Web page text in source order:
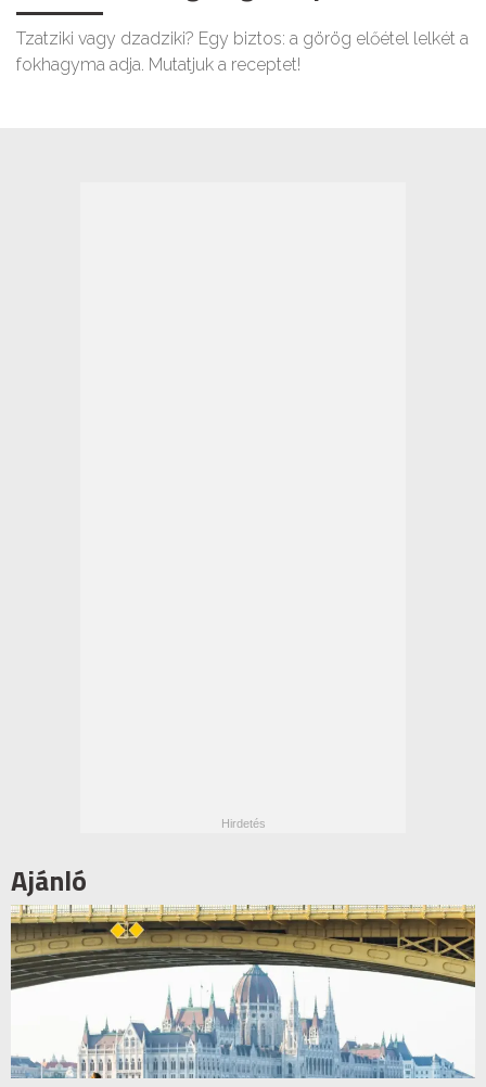
Tzatziki vagy dzadziki? Egy biztos: a görög előétel lelkét a
fokhagyma adja. Mutatjuk a receptet!
Ajánló